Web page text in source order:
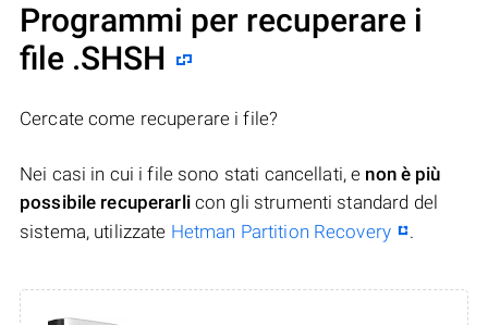
Programmi per recuperare i
file .SHSH
Cercate come recuperare i file?
Nei casi in cui i file sono stati cancellati, e non è più
possibile recuperarlicon gli strumenti standard del
sistema, utilizzate Hetman Partition Recovery .